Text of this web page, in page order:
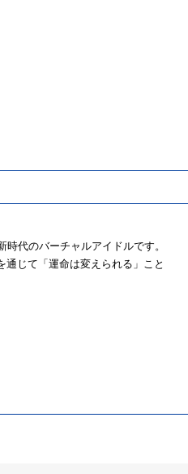
代のバーチャルアイドルです。
じて「運命は変えられる」こと